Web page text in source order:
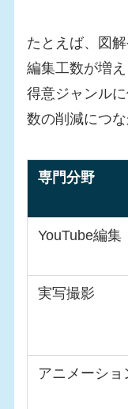
たとえば、図
編集工数が増
得意ジャンル
数の削減につな
専門分野
YouTube編集
実写撮影
アニメーショ